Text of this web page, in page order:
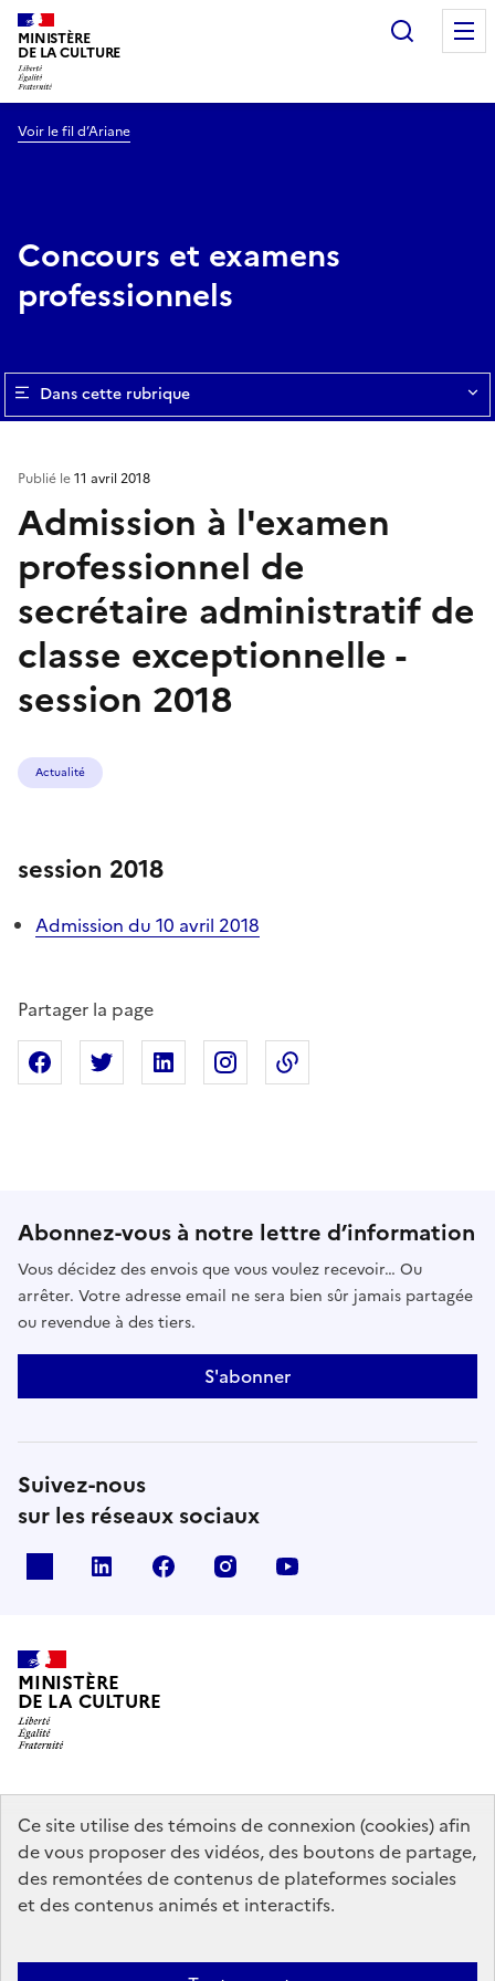
Ce site utilise des témoins de connexion (cookies) afin
de vous proposer des vidéos, des boutons de partage,
des remontées de contenus de plateformes sociales
et des contenus animés et interactifs.
MINISTÈRE
DE LA CULTURE
Voir le fil d’Ariane
Concours et examens
professionnels
Dans cette rubrique
Admission à l'examen
professionnel de
secrétaire administratif de
classe exceptionnelle -
session 2018
Publié le11 avril 2018
Actualité
session 2018
Admission du 10 avril 2018
Partager la page
Partager sur Facebook
Partager sur XPartager sur Linkedin
Partager sur Instagram
Abonnez-vous à notre lettre d’information
Vous décidez des envois que vous voulez recevoir… Ou
arrêter. Votre adresse email ne sera bien sûr jamais partagée
ou revendue à des tiers.
S'abonner
Suivez-nous
sur les réseaux sociaux
linkedin facebook instagram
MINISTÈRE
DE LA CULTURE
data.gouv.fr legifrance.gouv.fr
info.gouv.fr
service-public.gouv.fr
Contact Mentions légales Accessibilité : partiellement conforme